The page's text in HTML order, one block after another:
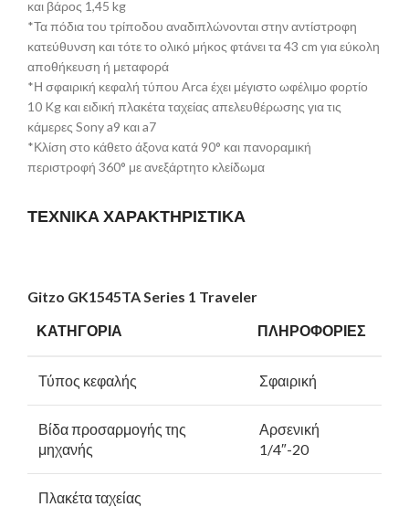
και βάρος 1,45 kg
*Τα πόδια του τρίποδου αναδιπλώνονται στην αντίστροφη
κατεύθυνση και τότε το ολικό μήκος φτάνει τα 43 cm για εύκολη
αποθήκευση ή μεταφορά
*Η σφαιρική κεφαλή τύπου Arca έχει μέγιστο ωφέλιμο φορτίο
10 Kg και ειδική πλακέτα ταχείας απελευθέρωσης για τις
κάμερες Sony a9 και a7
*Κλίση στο κάθετο άξονα κατά 90° και πανοραμική
περιστροφή 360° με ανεξάρτητο κλείδωμα
ΤΕΧΝΙΚΑ ΧΑΡΑΚΤΗΡΙΣΤΙΚΑ
Gitzo GK1545TA Series 1 Traveler
ΚΑΤΗΓΟΡΙΑ ΠΛΗΡΟΦΟΡΙΕΣ
Τύπος κεφαλής Σφαιρική
Βίδα προσαρμογής της
μηχανής
Αρσενική
1/4″-20
Πλακέτα ταχείας